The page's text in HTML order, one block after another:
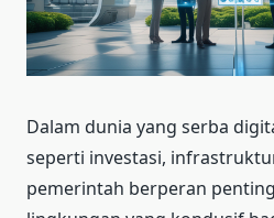
Dalam dunia yang serba
seperti investasi,
pemerintah berperan